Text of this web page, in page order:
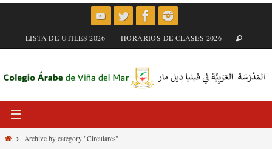
LISTA DE ÚTILES 2026 HORARIOS DE CLASES 2026
HomeArchive by category "Circulares"